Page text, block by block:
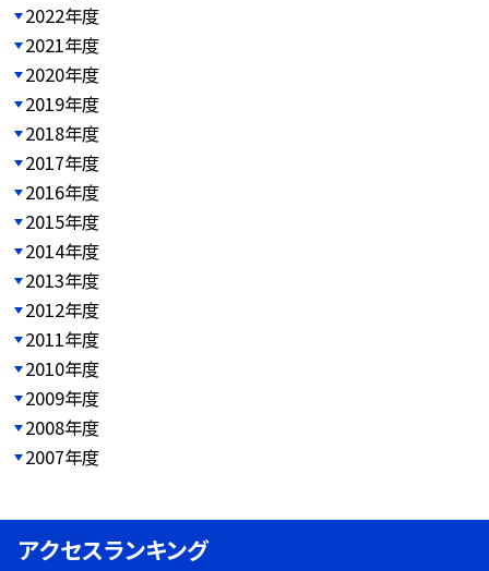
2022年度
2021年度
2020年度
2019年度
2018年度
2017年度
2016年度
2015年度
2014年度
2013年度
2012年度
2011年度
2010年度
2009年度
2008年度
2007年度
アクセスランキング